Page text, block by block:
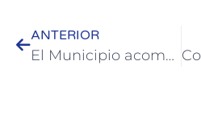
ANTERIOR
El Municipio acompañó la muestra de la Escuela Agrotécnica de Colón